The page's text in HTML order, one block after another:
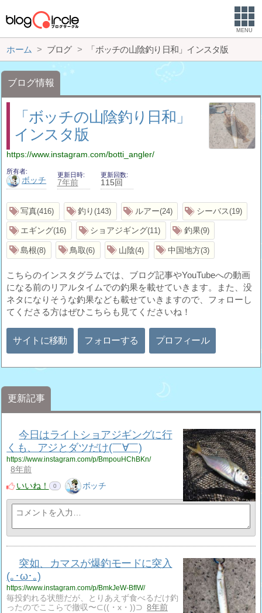
MENU
ホーム ブログ 「ボッチの山陰釣り日和」インスタ版
ブログ情報
「ボッチの山陰釣り日和」
インスタ版
https://www.instagram.com/botti_angler/
所有者
ボッチ
更新日時
7年前
更新回数
115回
写真 416 釣り 143 ルアー 24 シーバス 19
エギング 16 ショアジギング 11 釣果 9
島根 8 鳥取 6 山陰 4 中国地方 3
こちらのインスタグラムでは、ブログ記事やYouTubeへの動画
になる前のリアルタイムでの釣果を載せていきます。また、没
ネタになりそうな釣果なども載せていきますので、フォローし
てくださる方はぜひこちらも見てくださいね！
サイトに移動 フォローする プロフィール
更新記事
今日はライトショアジギングに行
くも、アジとダツだけ(￣∀￣)
https://www.instagram.com/p/BmpouHChBKn/
8年前
いいね！
0 ボッチ
突如、カマスが爆釣モードに突入
(｡･ω･｡)
https://www.instagram.com/p/BmkJeW-BfIW/
毎投釣れる状態だが、とりあえず食べるだけ釣
ったのでここらで撤収〜⊂((・x・))⊃ 8年前